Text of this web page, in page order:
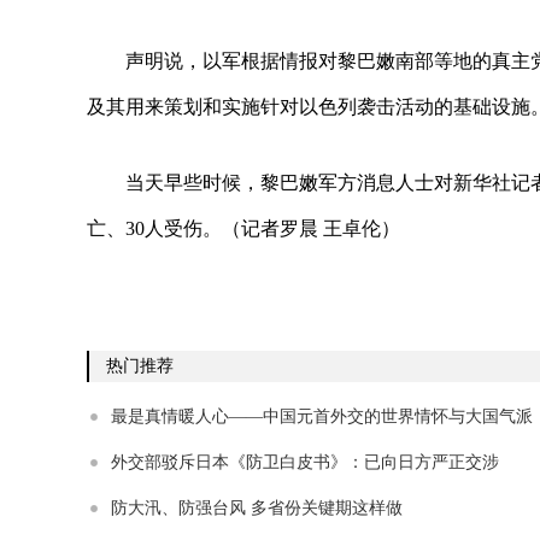
声明说，以军根据情报对黎巴嫩南部等地的真
及其用来策划和实施针对以色列袭击活动的基础设
当天早些时候，黎巴嫩军方消息人士对新华社
亡、30人受伤。（记者罗晨 王卓伦）
热门推荐
最是真情暖人心——中国元首外交的世界情怀与大国气派
外交部驳斥日本《防卫白皮书》：已向日方严正交涉
防大汛、防强台风 多省份关键期这样做